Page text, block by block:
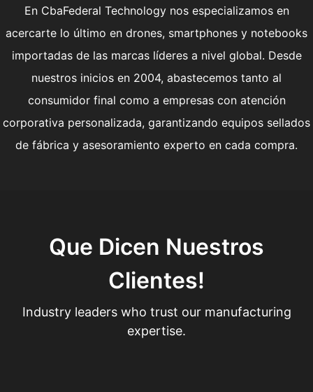
En CbaFederal Technology nos especializamos en
acercarte lo último en drones, smartphones y notebooks
importadas de las marcas líderes a nivel global. Desde
nuestros inicios en 2004, abastecemos tanto al
consumidor final como a empresas con atención
corporativa personalizada, garantizando equipos sellados
de fábrica y asesoramiento experto en cada compra.
Que Dicen Nuestros
Clientes!
Industry leaders who trust our manufacturing
expertise.